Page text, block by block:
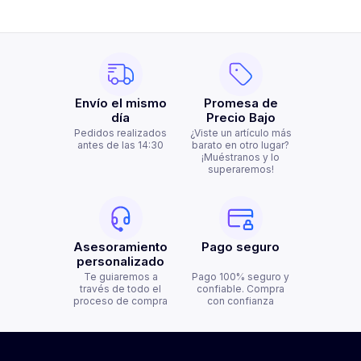
Envío el mismo
día
Pedidos realizados
antes de las 14:30
Promesa de
Precio Bajo
¿Viste un artículo más
barato en otro lugar?
¡Muéstranos y lo
superaremos!
Asesoramiento
personalizado
Te guiaremos a
través de todo el
proceso de compra
Pago seguro
Pago 100% seguro y
confiable. Compra
con confianza